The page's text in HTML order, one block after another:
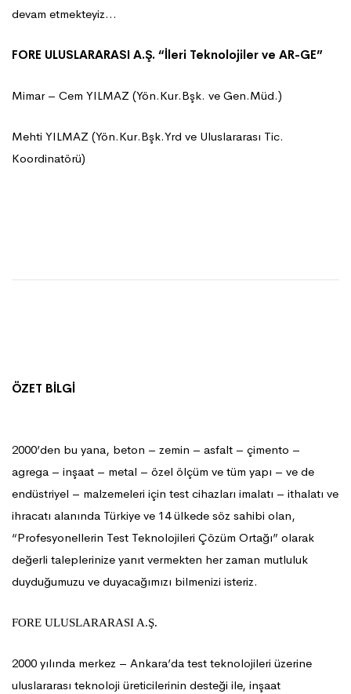
devam etmekteyiz…
FORE ULUSLARARASI A.Ş. “İleri Teknolojiler ve AR-GE”
Mimar – Cem YILMAZ (Yön.Kur.Bşk. ve Gen.Müd.)
Mehti YILMAZ (Yön.Kur.Bşk.Yrd ve Uluslararası Tic.
Koordinatörü)
ÖZET BİLGİ
2000’den bu yana, beton – zemin – asfalt – çimento –
agrega – inşaat – metal – özel ölçüm ve tüm yapı – ve de
endüstriyel – malzemeleri için test cihazları imalatı – ithalatı ve
ihracatı alanında Türkiye ve 14 ülkede söz sahibi olan,
“Profesyonellerin Test Teknolojileri Çözüm Ortağı” olarak
değerli taleplerinize yanıt vermekten her zaman mutluluk
duyduğumuzu ve duyacağımızı bilmenizi isteriz.
FORE ULUSLARARASI A.Ş.
2000 yılında merkez – Ankara’da test teknolojileri üzerine
uluslararası teknoloji üreticilerinin desteği ile, inşaat